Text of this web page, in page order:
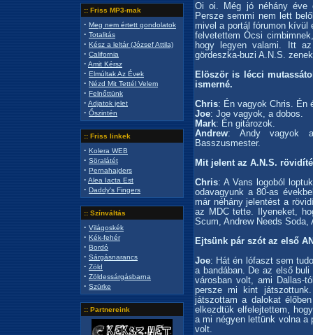
:: Friss MP3-mak
· Meg nem értett gondolatok
· Totalitás
· Kész a leltár (József Attila)
· California
· Amit Kérsz
· Elmúltak Az Évek
· Nézd Mit Tettél Velem
· Felnőttünk
· Adjatok jelet
· Őszintén
:: Friss linkek
· Kolera WEB
· Söralátét
· Pernahajders
· Alea Iacta Est
· Daddy's Fingers
:: Színváltás
· Világoskék
· Kék-fehér
· Bordó
· Sárgásnarancs
· Zöld
· Zöldessárgásbarna
· Szürke
:: Partnereink
Oi oi. Még jó néhány éve
Persze semmi nem lett
mivel a portál fórumon kívül
felvetettem Ócsi
hogy legyen valami. Itt
gördeszka-buzi A.N.S.
Elöször is lécci
ismerné.
Chris: Én vagyok Chris. Én
Joe: Joe vagyok, a dobos.
Mark: Én gitározok.
Andrew: Andy vagyok
Basszusmester.
Mit jelent az A.N.S.
Chris: A Vans logoból
odavagyunk a 80-as
már néhány jelentést a
az MDC tette. Ilyeneket,
Scum, Andrew Needs
Ejtsünk pár szót az első
Joe: Hát én lófaszt sem
a bandában. De az első
városban volt, ami Dallas-
persze mi kint
játszottam a dalokat
elkezdtük elfelejtettem,
a mi négyen lettünk volna a
volt.